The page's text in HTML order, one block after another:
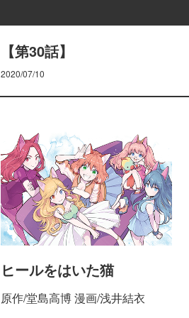
【第30話】
2020/07/10
ヒールをはいた猫
原作/堂島高博 漫画/浅井結衣